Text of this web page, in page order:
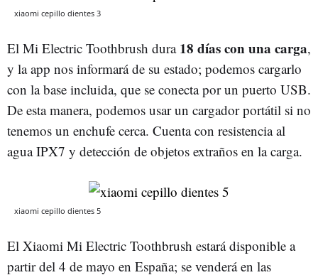
xiaomi cepillo dientes 3
El Mi Electric Toothbrush dura18 días con una carga,
y la app nos informará de su estado; podemos cargarlo
con la base incluida, que se conecta por un puerto USB.
De esta manera, podemos usar un cargador portátil si no
tenemos un enchufe cerca. Cuenta con resistencia al
agua IPX7 y detección de objetos extraños en la carga.
xiaomi cepillo dientes 5
El Xiaomi Mi Electric Toothbrush estará disponible a
partir del 4 de mayo en España; se venderá en las